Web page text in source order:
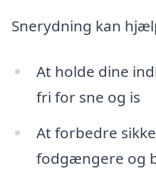
Snerydning kan
At holde dine
fri for sne og is
At forbedre
fodgængere og